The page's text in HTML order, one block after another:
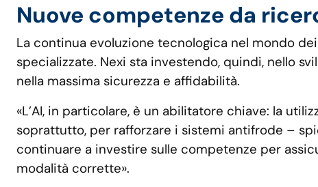
Nuove competenze da
La continua evoluzione tecnologica nel mondo
specializzate. Nexi sta investendo, quindi, nello
nella massima sicurezza e affidabilità.
«L’AI, in particolare, è un abilitatore chiave: la
soprattutto, per rafforzare i sistemi antifrode –
continuare a investire sulle competenze per
modalità corrette».